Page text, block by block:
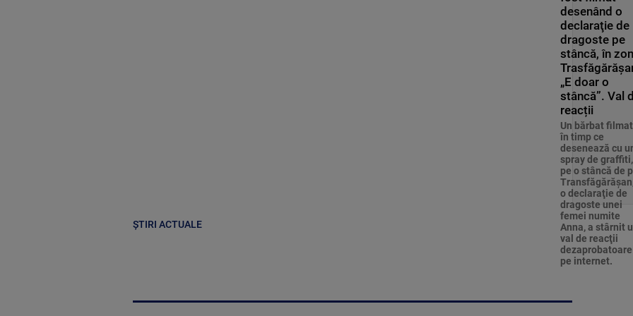
ȘTIRI ACTUALE
desenând o
declaraţie de
dragoste pe
stâncă, în
„E doar o
stâncă”. Val
reacții
Un bărbat filmat
în timp ce
desenează cu
spray de graffiti,
pe o stâncă de
o declaraţie de
dragoste unei
femei numite
Anna, a stârnit
val de reacţii
dezaprobatoare
pe internet.